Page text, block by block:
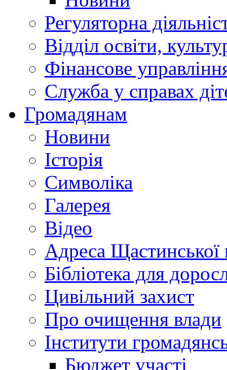
Регуляторна
Відділ освіти,
Фінансове
Служба у справах
Громадянам
Новини
Історія
Символіка
Галерея
Відео
Адреса Щастинської
Бібліотека для
Цивільний захист
Про очищення влади
Інститути
Бюджет участі